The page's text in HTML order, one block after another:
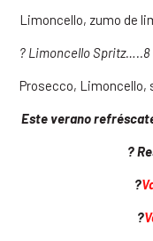
Limoncello, zumo de
? Limoncello Spritz…..8
Prosecco, Limoncello,
Este verano
?
?
?